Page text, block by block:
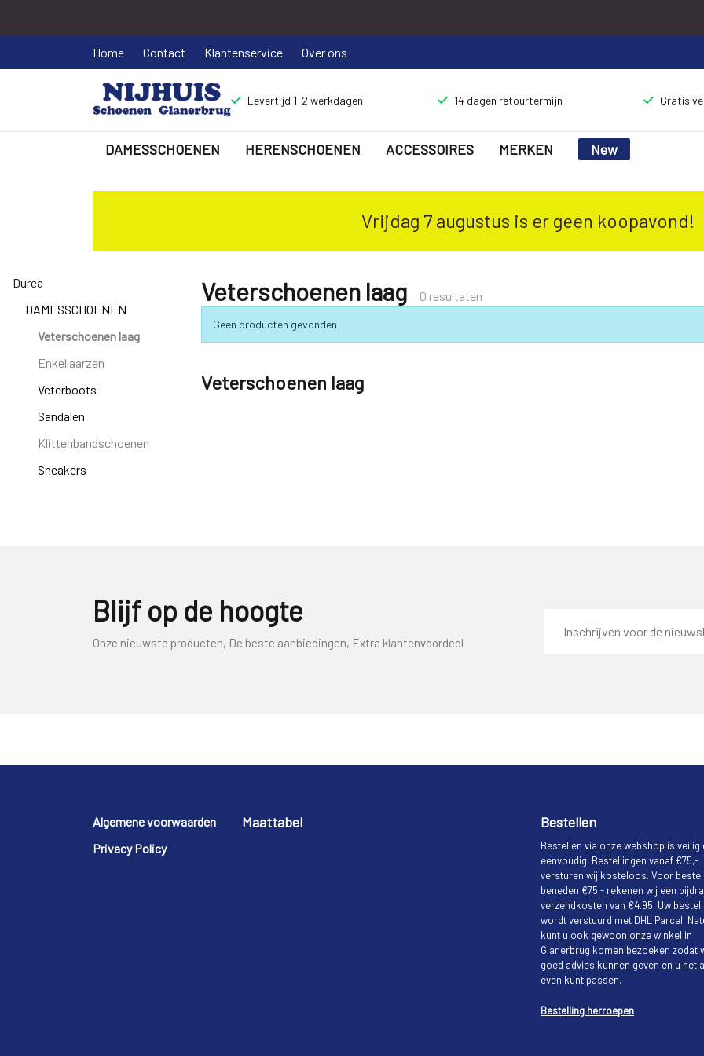
Home Contact Klantenservice Over ons
Levertijd 1-2 werkdagen 14 dagen retourtermijn Gratis
DAMESSCHOENEN HERENSCHOENEN ACCESSOIRES MERKEN New
Veterschoenen
Nijhuisschoenen
Vrijdag 7 augustus is er geen koopavond!
Durea
DAMESSCHOENEN
Veterschoenen laag
Enkellaarzen
Veterboots
Sandalen
Klittenbandschoenen
Sneakers
Veterschoenen laag 0 resultaten
Geen producten gevonden
Veterschoenen laag
Blijf op de hoogte
Onze nieuwste producten, De beste aanbiedingen, Extra klantenvoordeel
mailadres
Footer
Algemene voorwaarden
Privacy Policy
Maattabel Bestellen
Bestellen via onze webshop is veilig
eenvoudig. Bestellingen vanaf €75,-
versturen wij kosteloos. Voor
beneden €75,- rekenen wij een
verzendkosten van €4.95. Uw
wordt verstuurd met DHL Parcel.
kunt u ook gewoon onze winkel in
Glanerbrug komen bezoeken zodat
goed advies kunnen geven en u het
even kunt passen.
Bestelling herroepen